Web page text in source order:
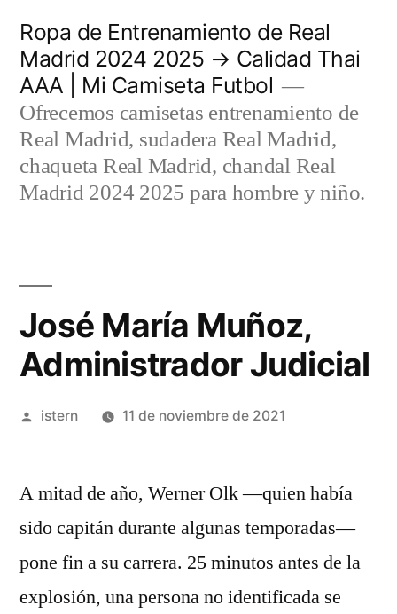
contenido
Ropa de Entrenamiento de Real
Madrid 2024 2025 → Calidad Thai
AAA | Mi Camiseta Futbol
Ofrecemos camisetas entrenamiento de
Real Madrid, sudadera Real Madrid,
chaqueta Real Madrid, chandal Real
Madrid 2024 2025 para hombre y niño.
José María Muñoz,
Administrador Judicial
Publicado
istern 11 de noviembre de 2021
A mitad de año, Werner Olk —quien había
sido capitán durante algunas temporadas—
pone fin a su carrera. 25 minutos antes de la
explosión, una persona no identificada se